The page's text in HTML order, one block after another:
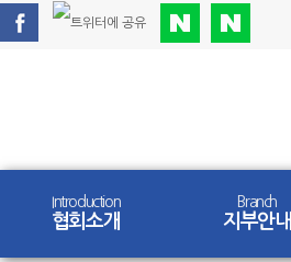
Introduction
협회소개
Branch
지부안내